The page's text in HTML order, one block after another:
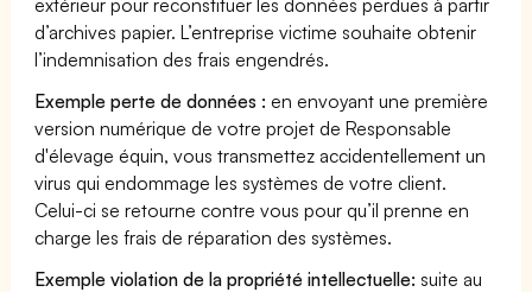
d’archives papier. L’entreprise victime souhaite obtenir
l’indemnisation des frais engendrés.
Exemple perte de données : en envoyant une première
version numérique de votre projet de Responsable
d'élevage équin, vous transmettez accidentellement un
virus qui endommage les systèmes de votre client.
Celui-ci se retourne contre vous pour qu’il prenne en
charge les frais de réparation des systèmes.
Exemple violation de la propriété intellectuelle: suite au